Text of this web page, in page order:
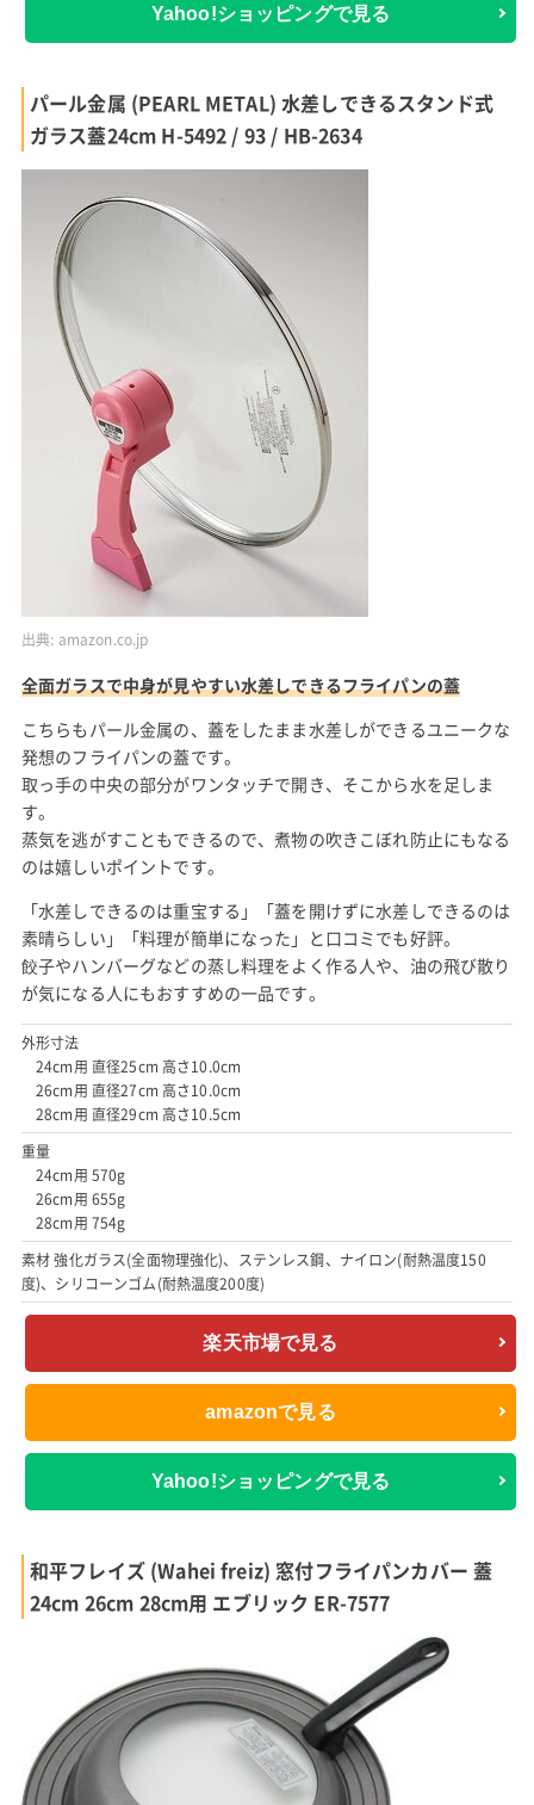
Yahoo!ショッピングで見る
パール金属 (PEARL METAL) 水差しできるスタンド式
ガラス蓋24cm H-5492 / 93 / HB-2634
出典: amazon.co.jp
全面ガラスで中身が見やすい水差しできるフライパンの蓋
こちらもパール金属の、蓋をしたまま水差しができるユニークな
発想のフライパンの蓋です。
取っ手の中央の部分がワンタッチで開き、そこから水を足しま
す。
蒸気を逃がすこともできるので、煮物の吹きこぼれ防止にもなる
のは嬉しいポイントです。
「水差しできるのは重宝する」「蓋を開けずに水差しできるのは
素晴らしい」「料理が簡単になった」と口コミでも好評。
餃子やハンバーグなどの蒸し料理をよく作る人や、油の飛び散り
が気になる人にもおすすめの一品です。
外形寸法
24cm用 直径25cm 高さ10.0cm
26cm用 直径27cm 高さ10.0cm
28cm用 直径29cm 高さ10.5cm
重量
24cm用 570g
26cm用 655g
28cm用 754g
素材 強化ガラス(全面物理強化)、ステンレス鋼、ナイロン(耐熱温度150
度)、シリコーンゴム(耐熱温度200度)
楽天市場で見る
amazonで見る
Yahoo!ショッピングで見る
和平フレイズ (Wahei freiz) 窓付フライパンカバー 蓋
24cm 26cm 28cm用 エブリック ER-7577